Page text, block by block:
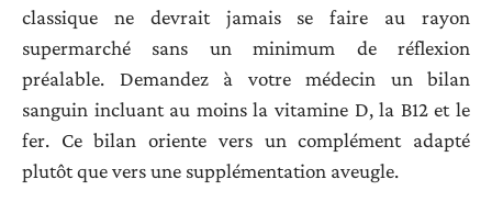
classique ne devrait jamais se faire au rayon
supermarché sans un minimum de réflexion
préalable. Demandez à votre médecin un bilan
sanguin incluant au moins la vitamine D, la B12 et le
fer. Ce bilan oriente vers un complément adapté
plutôt que vers une supplémentation aveugle.